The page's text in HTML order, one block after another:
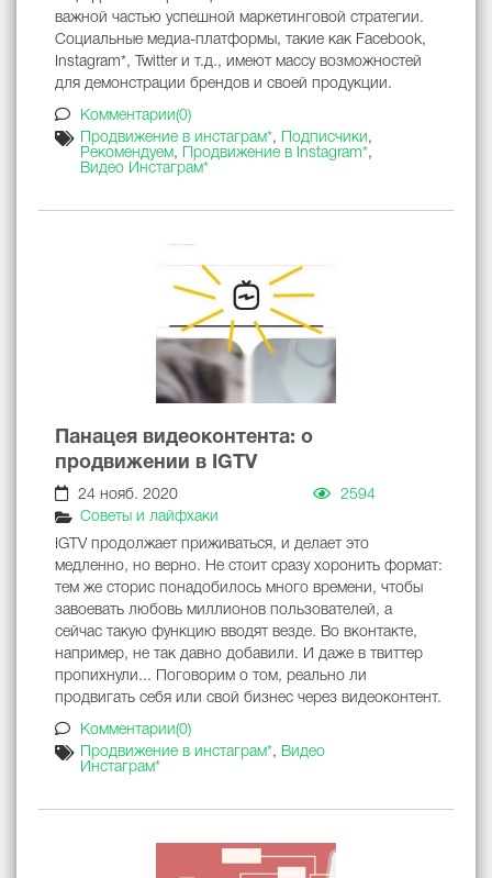
важной частью успешной маркетинговой стратегии.
Социальные медиа-платформы, такие как Facebook,
Instagram*, Twitter и т.д., имеют массу возможностей
для демонстрации брендов и своей продукции.
Комментарии(0)
Продвижение в инстаграм*, Подписчики ,
Рекомендуем, Продвижение в Instagram*,
Видео Инстаграм*
Панацея видеоконтента: о
продвижении в IGTV
24 нояб. 2020
2594
Советы и лайфхаки
IGTV продолжает приживаться, и делает это
медленно, но верно. Не стоит сразу хоронить формат:
тем же сторис понадобилось много времени, чтобы
завоевать любовь миллионов пользователей, а
сейчас такую функцию вводят везде. Во вконтакте,
например, не так давно добавили. И даже в твиттер
пропихнули... Поговорим о том, реально ли
продвигать себя или свой бизнес через видеоконтент.
Комментарии(0)
Продвижение в инстаграм*, Видео
Инстаграм*